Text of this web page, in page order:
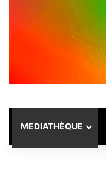
MEDIATHÈQUE